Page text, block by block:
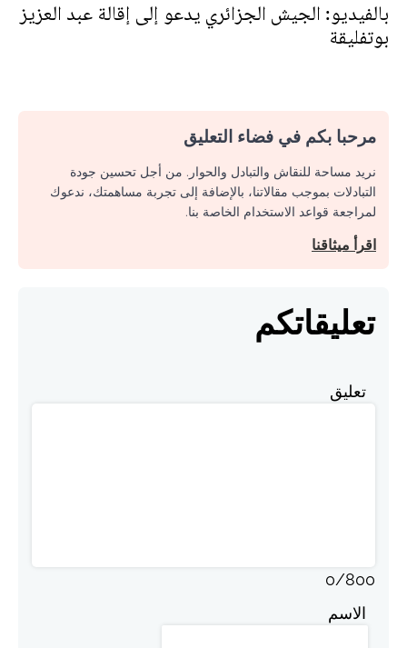
بالفيديو: الجيش الجزائري يدعو إلى إقالة عبد العزيز
بوتفليقة
مرحبا بكم في فضاء التعليق
نريد مساحة للنقاش والتبادل والحوار. من أجل تحسين جودة
التبادلات بموجب مقالاتنا، بالإضافة إلى تجربة مساهمتك، ندعوك
لمراجعة قواعد الاستخدام الخاصة بنا.
اقرأ ميثاقنا
تعليقاتكم
تعليق
0/800
الاسم